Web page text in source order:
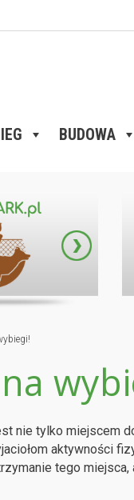
BUDOWA
nie tylko miejscem
aktywności
tego